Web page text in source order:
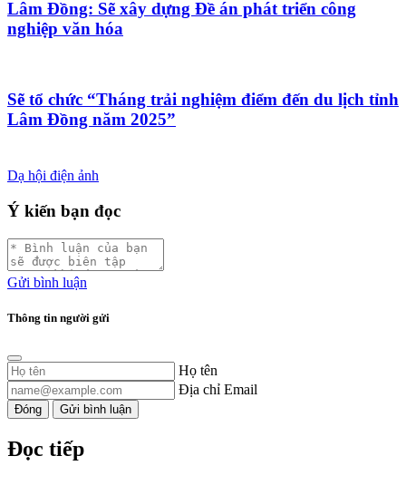
Lâm Đồng: Sẽ xây dựng Đề án phát triển công
nghiệp văn hóa
Sẽ tổ chức “Tháng trải nghiệm điểm đến du lịch tỉnh
Lâm Đồng năm 2025”
Dạ hội điện ảnh
Ý kiến bạn đọc
Gửi bình luận
Thông tin người gửi
Họ tên
Địa chỉ Email
Đóng Gửi bình luận
Đọc tiếp